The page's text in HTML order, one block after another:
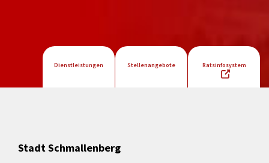
Dienstleistungen Stellenangebote Ratsinfosystem
Stadt Schmallenberg